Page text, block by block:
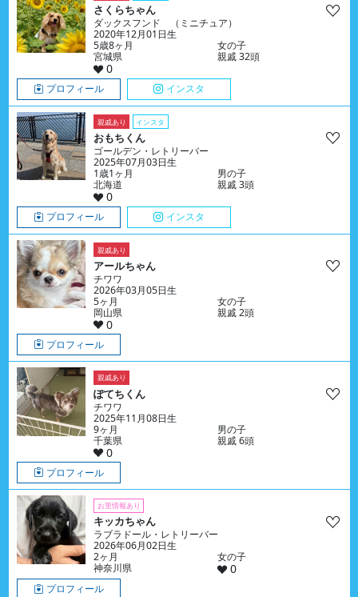
さくらちゃん
ダックスフンド （ミニチュア）
2020年12月01日生
5歳8ヶ月
女の子
宮城県
親戚 32頭
0
プロフィール インスタ
親戚あり インスタ
おもちくん
ゴールデン・レトリーバー
2025年07月03日生
1歳1ヶ月
男の子
北海道
親戚 3頭
0
プロフィール インスタ
親戚あり
アールちゃん
チワワ
2026年03月05日生
5ヶ月
女の子
岡山県
親戚 2頭
0
プロフィール
親戚あり
ぽてちくん
チワワ
2025年11月08日生
9ヶ月
男の子
千葉県
親戚 6頭
0
プロフィール
お里情報あり
キッカちゃん
ラブラドール・レトリーバー
2026年06月02日生
2ヶ月
女の子
神奈川県
0
プロフィール